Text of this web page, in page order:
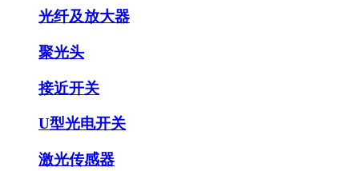
光纤及放大器
聚光头
接近开关
U型光电开关
激光传感器